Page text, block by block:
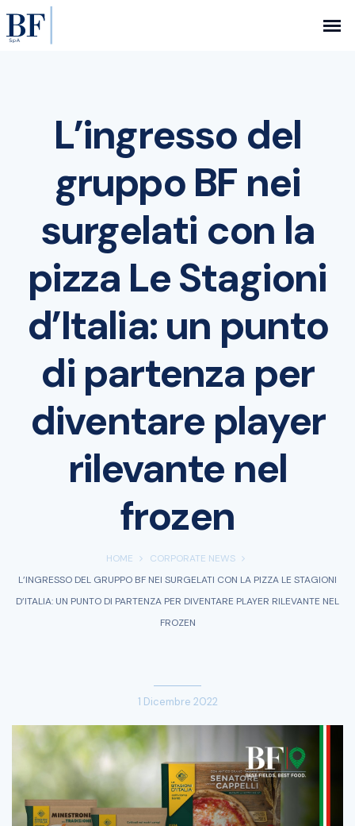
L’ingresso del
gruppo BF nei
surgelati con la
pizza Le Stagioni
d’Italia: un punto
di partenza per
diventare player
rilevante nel
frozen
HOME
CORPORATE NEWS
L’INGRESSO DEL GRUPPO BF NEI SURGELATI CON LA PIZZA LE STAGIONI
D’ITALIA: UN PUNTO DI PARTENZA PER DIVENTARE PLAYER RILEVANTE NEL
FROZEN
1 Dicembre 2022